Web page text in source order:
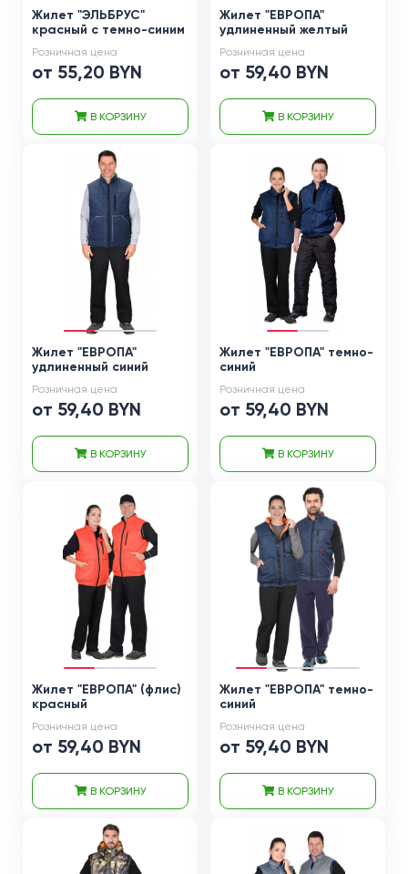
Жилет "ЭЛЬБРУС"
красный с темно-синим
Розничная цена
от 55,20 BYN
В КОРЗИНУ
Жилет "ЕВРОПА"
удлиненный желтый
Розничная цена
от 59,40 BYN
В КОРЗИНУ
Жилет "ЕВРОПА"
удлиненный синий
Розничная цена
от 59,40 BYN
В КОРЗИНУ
Жилет "ЕВРОПА" темно-
синий
Розничная цена
от 59,40 BYN
В КОРЗИНУ
Жилет "ЕВРОПА" (флис)
красный
Розничная цена
от 59,40 BYN
В КОРЗИНУ
Жилет "ЕВРОПА" темно-
синий
Розничная цена
от 59,40 BYN
В КОРЗИНУ